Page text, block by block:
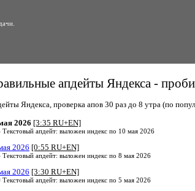
апдейты Яндекса -
Яндекса, проверка апов 30 раз до 8 утра (по
2026 [3:35 RU+EN]
Текстовый апдейт: выложен индекс по 10 мая 2026
2026 [0:55 RU+EN]
Текстовый апдейт: выложен индекс по 8 мая 2026
2026 [3:30 RU+EN]
Текстовый апдейт: выложен индекс по 5 мая 2026